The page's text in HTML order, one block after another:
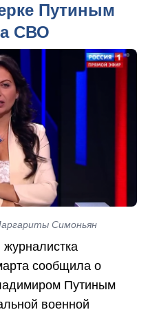
Путиным
СВО
Симоньян
журналистка
сообщила о
Путиным
военной